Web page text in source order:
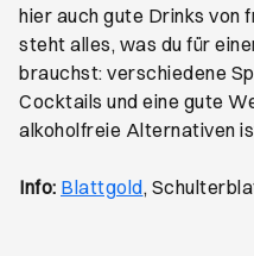
hier auch gute Drinks von
steht alles, was du für
brauchst: verschiedene
Cocktails und eine gute
alkoholfreie Alternativen
Info: BlattgoldÖffnet ein
,